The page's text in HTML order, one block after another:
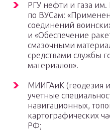
РГУ нефти и газа им.
по ВУСам:
соединений
и «Обеспечение
смазочными
средствами службы
материалов».
МИИГАиК (геодезия
учетные
навигационных,
картографических
РФ;